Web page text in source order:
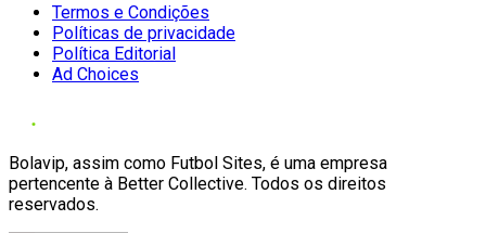
Termos e Condições
Políticas de privacidade
Política Editorial
Ad Choices
Bolavip, assim como Futbol Sites, é uma empresa
pertencente à Better Collective. Todos os direitos
reservados.